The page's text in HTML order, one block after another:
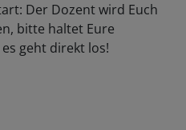
Der Dozent wird Euch
bitte haltet Eure
geht direkt los!